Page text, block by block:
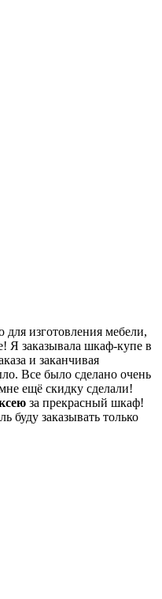
изготовления мебели,
Я заказывала шкаф-купе в
и заканчивая
Все было сделано очень
ещё скидку сделали!
за прекрасный шкаф!
буду заказывать только